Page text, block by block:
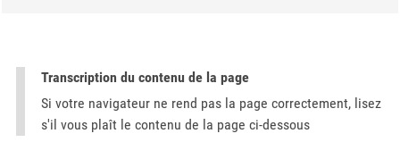
Transcription du contenu de la page
Si votre navigateur ne rend pas la page correctement, lisez
s'il vous plaît le contenu de la page ci-dessous